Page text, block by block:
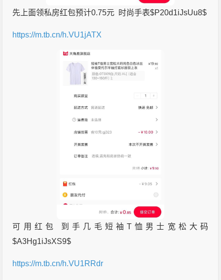
先上面领私房红包预计0.75元 时尚手表$P20d1iJsUu8$
https://m.tb.cn/h.VU1jATX
可用红包 到手几毛短袖T恤男士宽松大码
$A3Hg1iJsXS9$
https://m.tb.cn/h.VU1RRdr